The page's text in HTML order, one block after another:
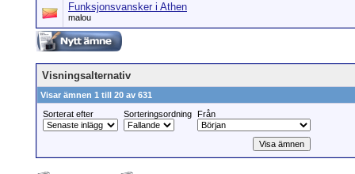
Funksjonsvansker i Athen
malou
Visningsalternativ
Visar ämnen 1 till 20 av 631
Sorterat efter
Sorteringsordning Från